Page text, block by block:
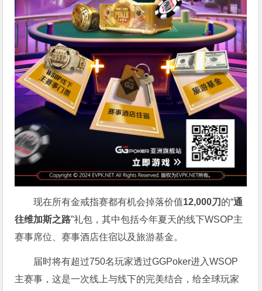
现在所有金戒指赛都有机会掉落价值12,000刀 的“通
往维加斯之路”礼包，其中包括今年夏天的线下WSOP主
赛事席位、赛事酒店住宿以及旅游基金。
届时将有超过750名玩家透过GGPoker进入WSOP
主赛事，这是一次线上与线下的完美结合，给全球玩家